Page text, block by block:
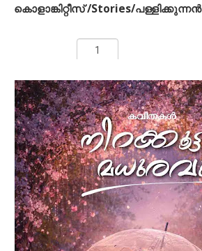
കൊളാങ്കിറ്റീസ് /Stories/പള്ളിക്കുന്നന്‍
ADD TO CART